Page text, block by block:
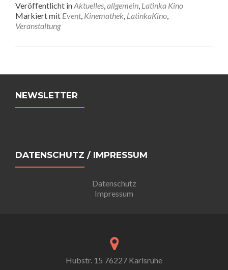
Veröffentlicht inAktuelles,allgemein, Latinka Kino
Markiert mit Event, Kinemathek, LatinkaKino,
Veranstaltung
Beitrags-
Navigation
NEWSLETTER
DATENSCHUTZ / IMPRESSUM
Datenschutz
Impressum
Hubstr. 15 76227 Karlsruhe